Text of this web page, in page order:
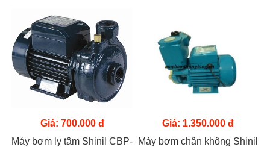
Giá: 700.000 đ
Máy bơm ly tâm Shinil CBP-
Giá: 1.350.000 đ
Máy bơm chân không Shinil